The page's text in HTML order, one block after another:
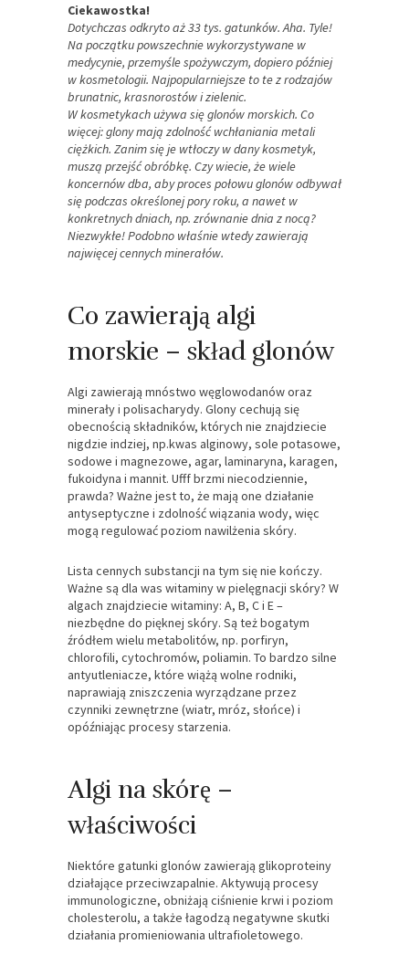
Ciekawostka!
Dotychczas odkryto aż 33 tys. gatunków. Aha. Tyle!
Na początku powszechnie wykorzystywane w
medycynie, przemyśle spożywczym, dopiero później
w kosmetologii. Najpopularniejsze to te z rodzajów
brunatnic, krasnorostów i zielenic.
W kosmetykach używa się glonów morskich. Co
więcej: glony mają zdolność wchłaniania metali
ciężkich. Zanim się je wtłoczy w dany kosmetyk,
muszą przejść obróbkę. Czy wiecie, że wiele
koncernów dba, aby proces połowu glonów odbywał
się podczas określonej pory roku, a nawet w
konkretnych dniach, np. zrównanie dnia z nocą?
Niezwykłe! Podobno właśnie wtedy zawierają
najwięcej cennych minerałów.
Co zawierają algi
morskie – skład glonów
Algi zawierają mnóstwo węglowodanów oraz
minerały i polisacharydy. Glony cechują się
obecnością składników, których nie znajdziecie
nigdzie indziej, np.kwas alginowy, sole potasowe,
sodowe i magnezowe, agar, laminaryna, karagen,
fukoidyna i mannit. Ufff brzmi niecodziennie,
prawda? Ważne jest to, że mają one działanie
antyseptyczne i zdolność wiązania wody, więc
mogą regulować poziom nawilżenia skóry.
Lista cennych substancji na tym się nie kończy.
Ważne są dla was witaminy w pielęgnacji skóry? W
algach znajdziecie witaminy: A, B, C i E –
niezbędne do pięknej skóry. Są też bogatym
źródłem wielu metabolitów, np. porfiryn,
chlorofili, cytochromów, poliamin. To bardzo silne
antyutleniacze, które wiążą wolne rodniki,
naprawiają zniszczenia wyrządzane przez
czynniki zewnętrzne (wiatr, mróz, słońce) i
opóźniając procesy starzenia.
Algi na skórę –
właściwości
Niektóre gatunki glonów zawierają glikoproteiny
działające przeciwzapalnie. Aktywują procesy
immunologiczne, obniżają ciśnienie krwi i poziom
cholesterolu, a także łagodzą negatywne skutki
działania promieniowania ultrafioletowego.